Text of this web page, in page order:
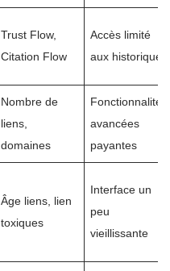
Trust Flow,
Citation Flow
Accès limité
aux historiques
Nombre de
liens,
domaines
Fonctionnalités
avancées
payantes
Âge liens, lien
toxiques
Interface un
peu
vieillissante